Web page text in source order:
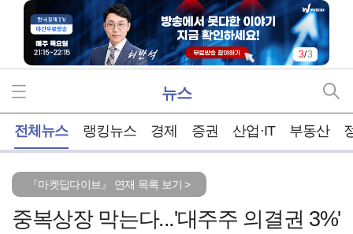
3/3
뉴스
전체뉴스 랭킹뉴스 경제 증권 산업·IT 부동산
『마켓딥다이브』 연재 목록 보기 >
중복상장 막는다...'대주주 의결권 3%'